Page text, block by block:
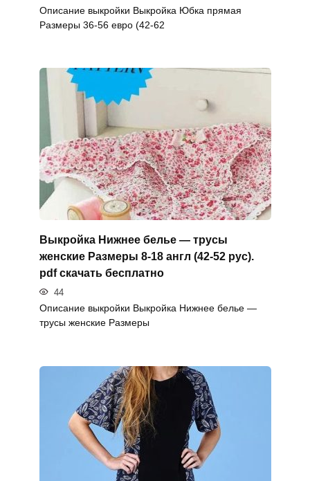
Описание выкройки Выкройка Юбка прямая
Размеры 36-56 евро (42-62
Выкройка Нижнее белье — трусы
женские Размеры 8-18 англ (42-52 рус).
pdf скачать бесплатно
44
Описание выкройки Выкройка Нижнее белье —
трусы женские Размеры